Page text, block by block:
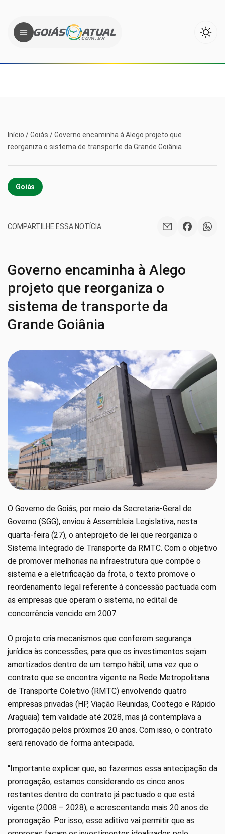
Início /Goiás /Governo encaminha à Alego projeto que
reorganiza o sistema de transporte da Grande Goiânia
Goiás
COMPARTILHE ESSA NOTÍCIA
Governo encaminha à Alego
projeto que reorganiza o
sistema de transporte da
Grande Goiânia
O Governo de Goiás, por meio da Secretaria-Geral de
Governo (SGG), enviou à Assembleia Legislativa, nesta
quarta-feira (27), o anteprojeto de lei que reorganiza o
Sistema Integrado de Transporte da RMTC. Com o objetivo
de promover melhorias na infraestrutura que compõe o
sistema e a eletrificação da frota, o texto promove o
reordenamento legal referente à concessão pactuada com
as empresas que operam o sistema, no edital de
concorrência vencido em 2007.
O projeto cria mecanismos que conferem segurança
jurídica às concessões, para que os investimentos sejam
amortizados dentro de um tempo hábil, uma vez que o
contrato que se encontra vigente na Rede Metropolitana
de Transporte Coletivo (RMTC) envolvendo quatro
empresas privadas (HP, Viação Reunidas, Cootego e Rápido
Araguaia) tem validade até 2028, mas já contemplava a
prorrogação pelos próximos 20 anos. Com isso, o contrato
será renovado de forma antecipada.
“Importante explicar que, ao fazermos essa antecipação da
prorrogação, estamos considerando os cinco anos
restantes dentro do contrato já pactuado e que está
vigente (2008 – 2028), e acrescentando mais 20 anos de
prorrogação. Por isso, esse aditivo vai permitir que as